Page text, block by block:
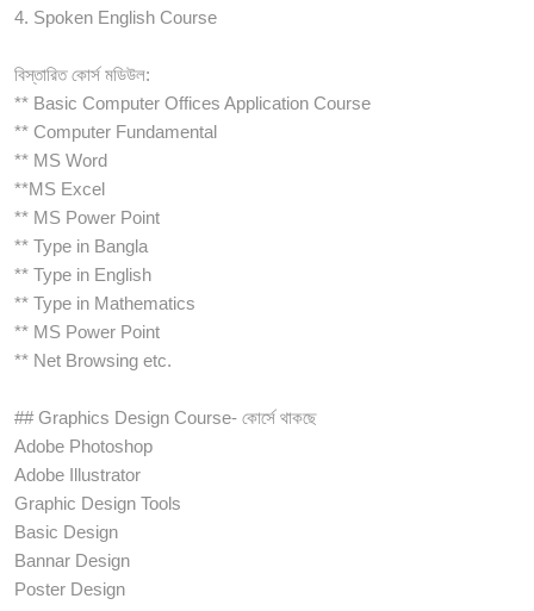
4. Spoken English Course
বিস্তারিত কোর্স মডিউল:
** Basic Computer Offices Application Course
** Computer Fundamental
** MS Word
**MS Excel
** MS Power Point
** Type in Bangla
** Type in English
** Type in Mathematics
** MS Power Point
** Net Browsing etc.
## Graphics Design Course- কোর্সে থাকছে
Adobe Photoshop
Adobe Illustrator
Graphic Design Tools
Basic Design
Bannar Design
Poster Design